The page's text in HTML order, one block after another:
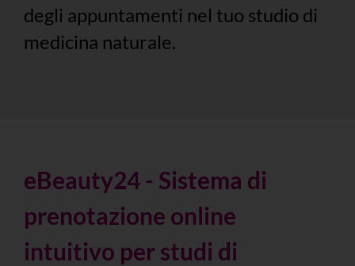
degli appuntamenti nel tuo studio di
medicina naturale.
eBeauty24 - Sistema di
prenotazione online
intuitivo per studi di